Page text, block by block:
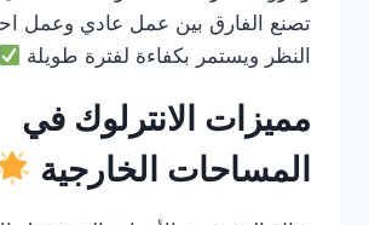
تصنع الفارق بين عمل عادي وعمل
النظر ويستمر بكفاءة لفترة طويلة
مميزات الانترلوك في
المساحات الخارجية